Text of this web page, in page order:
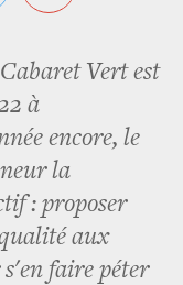
Vert est
à
encore, le
la
: proposer
aux
faire péter